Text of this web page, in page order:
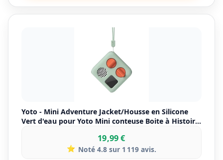
Yoto - Mini Adventure Jacket/Housse en Silicone
Vert d'eau pour Yoto Mini conteuse Boite à Histoire
19,99 €
⭐ Noté 4.8 sur 1 119 avis.